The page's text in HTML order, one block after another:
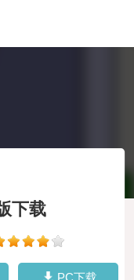
下载
PC下载